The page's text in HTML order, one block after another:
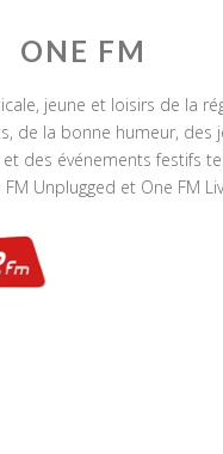
ONE FM
jeune et loisirs de la
de la bonne humeur, des
des événements festifs
Unplugged et One FM